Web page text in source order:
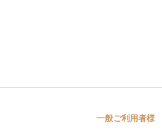
一般ご利用者様